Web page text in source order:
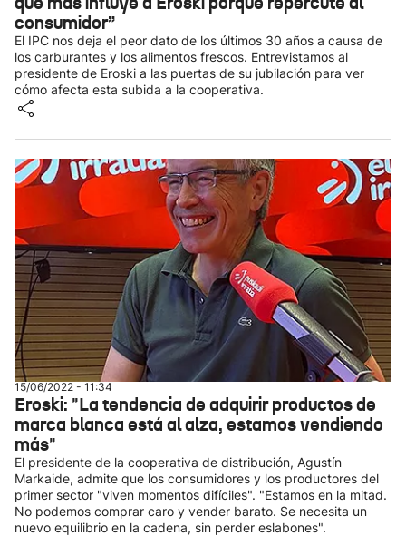
consumidor”
El IPC nos deja el peor dato de los últimos 30 años a causa de
los carburantes y los alimentos frescos. Entrevistamos al
presidente de Eroski a las puertas de su jubilación para ver
cómo afecta esta subida a la cooperativa.
15/06/2022 - 11:34
Eroski: "La tendencia de adquirir productos de
marca blanca está al alza, estamos vendiendo
más"
El presidente de la cooperativa de distribución, Agustín
Markaide, admite que los consumidores y los productores del
primer sector "viven momentos difíciles". "Estamos en la mitad.
No podemos comprar caro y vender barato. Se necesita un
nuevo equilibrio en la cadena, sin perder eslabones".